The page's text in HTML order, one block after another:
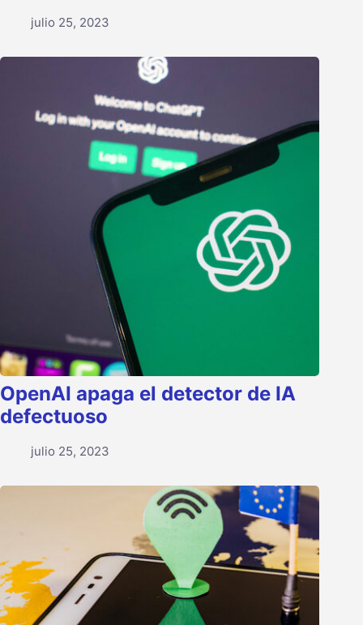
julio 25, 2023
OpenAI apaga el detector de IA
defectuoso
julio 25, 2023